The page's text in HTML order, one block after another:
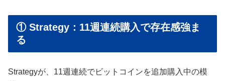
① Strategy：11週連続購入で存在感強ま
る
Strategyが、11週連続でビットコインを追加購入中の模